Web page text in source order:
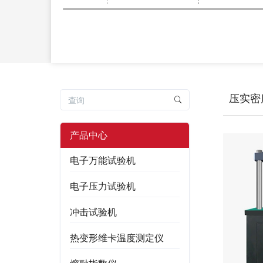
压实
产品中心
电子万能试验机
电子压力试验机
冲击试验机
热变形维卡温度测定仪